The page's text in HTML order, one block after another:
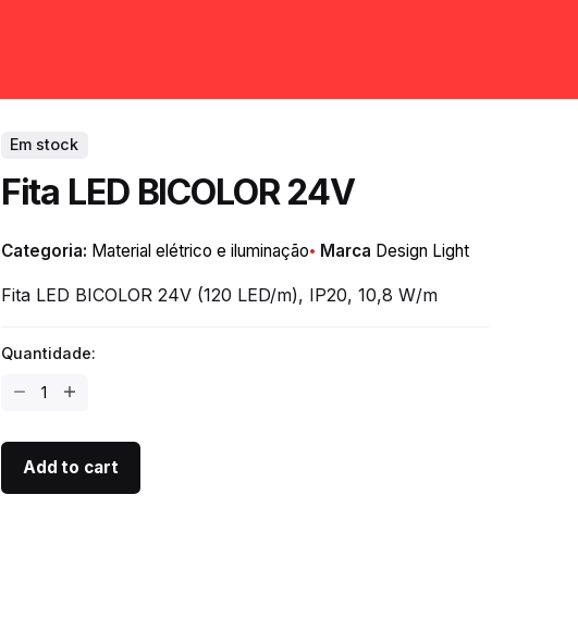
Em stock
Fita LED BICOLOR 24V
Categoria: Material elétrico e iluminação Marca Design Light
Fita LED BICOLOR 24V (120 LED/m), IP20, 10,8 W/m
Quantidade:
24V
quantity
Add to cart